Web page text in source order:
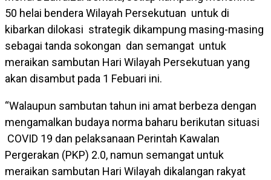
50 helai bendera Wilayah Persekutuan untuk di
kibarkan dilokasi strategik dikampung masing-masing
sebagai tanda sokongan dan semangat untuk
meraikan sambutan Hari Wilayah Persekutuan yang
akan disambut pada 1 Febuari ini.
“Walaupun sambutan tahun ini amat berbeza dengan
mengamalkan budaya norma baharu berikutan situasi
COVID 19 dan pelaksanaan Perintah Kawalan
Pergerakan (PKP) 2.0, namun semangat untuk
meraikan sambutan Hari Wilayah dikalangan rakyat